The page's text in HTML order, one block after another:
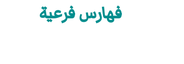
فهارس فرعية